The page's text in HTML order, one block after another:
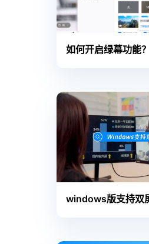
如何开启绿幕功能？
windows版支持双